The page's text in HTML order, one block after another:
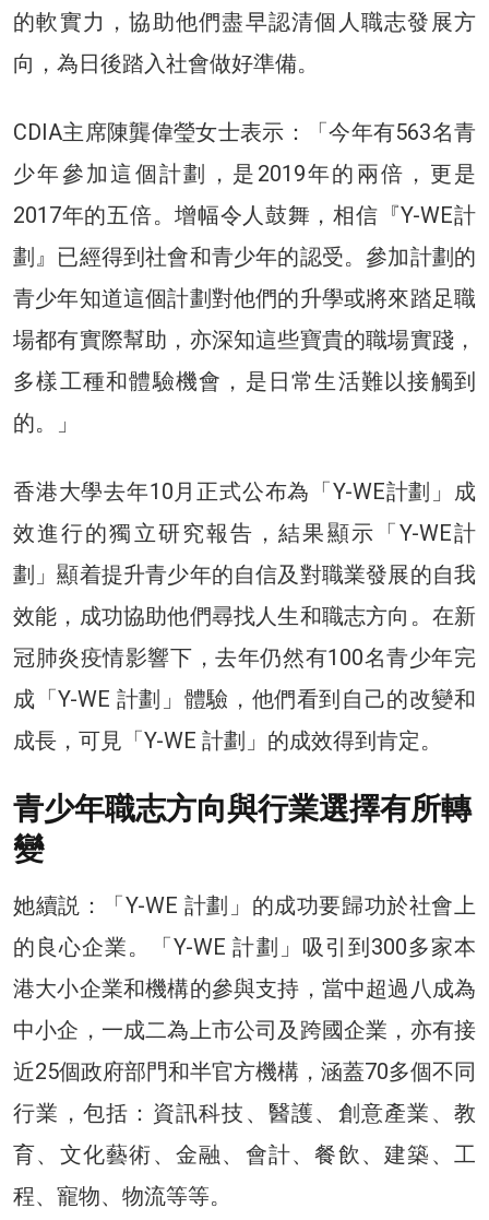
的軟實力，協助他們盡早認清個人職志發展方
向，為日後踏入社會做好準備。
CDIA主席陳龔偉瑩女士表示：「今年有563名青
少年參加這個計劃，是2019年的兩倍，更是
2017年的五倍。增幅令人鼓舞，相信『Y-WE計
劃』已經得到社會和青少年的認受。參加計劃的
青少年知道這個計劃對他們的升學或將來踏足職
場都有實際幫助，亦深知這些寶貴的職場實踐，
多樣工種和體驗機會，是日常生活難以接觸到
的。」
香港大學去年10月正式公布為「Y-WE計劃」成
效進行的獨立研究報告，結果顯示「Y-WE計
劃」顯着提升青少年的自信及對職業發展的自我
效能，成功協助他們尋找人生和職志方向。在新
冠肺炎疫情影響下，去年仍然有100名青少年完
成「Y-WE 計劃」體驗，他們看到自己的改變和
成長，可見「Y-WE 計劃」的成效得到肯定。
青少年職志方向與行業選擇有所轉
變
她續説：「Y-WE 計劃」的成功要歸功於社會上
的良心企業。「Y-WE 計劃」吸引到300多家本
港大小企業和機構的參與支持，當中超過八成為
中小企，一成二為上市公司及跨國企業，亦有接
近25個政府部門和半官方機構，涵蓋70多個不同
行業，包括：資訊科技、醫護、創意產業、教
育、文化藝術、金融、會計、餐飲、建築、工
程、寵物、物流等等。